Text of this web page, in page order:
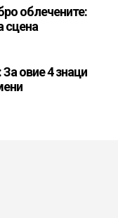
облечените:
сцена
овие 4 знаци